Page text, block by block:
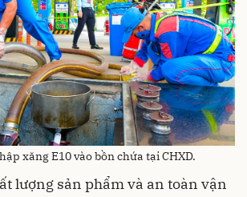
xăng E10 vào bồn chứa tại CHXD.
lượng sản phẩm và an toàn vận